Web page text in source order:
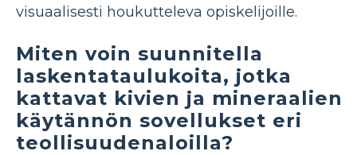
visuaalisesti houkutteleva opiskelijoille.
Miten voin suunnitella
laskentataulukoita, jotka
kattavat kivien ja mineraalien
käytännön sovellukset eri
teollisuudenaloilla?